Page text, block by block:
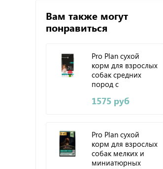
Вам также могут
понравиться
Pro Plan сухой
корм для взрослых
собак средних
пород с
пищеварением
1575 руб
Pro Plan сухой
корм для взрослых
собак мелких и
миниатюрных